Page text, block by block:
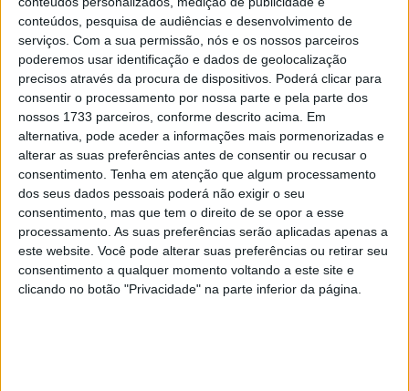
conteúdos, pesquisa de audiências e desenvolvimento de
serviços. Com a sua permissão, nós e os nossos parceiros
poderemos usar identificação e dados de geolocalização
precisos através da procura de dispositivos. Poderá clicar para
consentir o processamento por nossa parte e pela parte dos
nossos 1733 parceiros, conforme descrito acima. Em
alternativa, pode aceder a informações mais pormenorizadas e
alterar as suas preferências antes de consentir ou recusar o
consentimento. Tenha em atenção que algum processamento
dos seus dados pessoais poderá não exigir o seu
consentimento, mas que tem o direito de se opor a esse
processamento. As suas preferências serão aplicadas apenas a
este website. Você pode alterar suas preferências ou retirar seu
consentimento a qualquer momento voltando a este site e
clicando no botão "Privacidade" na parte inferior da página.
A última dupla de irmãos juntos no pódio foi Nobuatsu e
Takuma Aoki em Imola em 1997. Também aqui ambos
rodaram na mesma moto, nomeadamente uma Honda.
Nobuatsu ficou em segundo, Takuma em terceiro – as
mesmas posições dos irmãos Márquez.
Os irmãos de Cervera (Espanha), já haviam deixado sua
marca nos anais do motociclismo no passado: em 2014 e
2019, por exemplo, ambos foram campeões mundiais –
ainda que em categorias diferentes. Também venceram a
mesma corrida de GP – mas nunca subiram ao pódio
juntos. Outra particularidade: Marc e Alex estão até na
mesma equipa da Gresini Ducati.